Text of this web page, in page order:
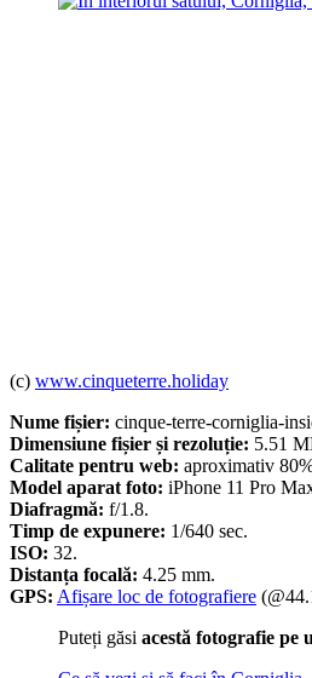
(c) www.cinqueterre.holiday
Nume fișier: cinque-terre-corniglia-
Dimensiune fișier și rezoluție: 5.51
Calitate pentru web: aproximativ
Model aparat foto: iPhone 11 Pro
Diafragmă: f/1.8.
Timp de expunere: 1/640 sec.
ISO: 32.
Distanța focală: 4.25 mm.
GPS: Afișare loc de fotografiere
Puteți găsi acestă fotografie pe